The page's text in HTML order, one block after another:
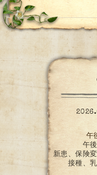
午
午
新患、保険
接種、